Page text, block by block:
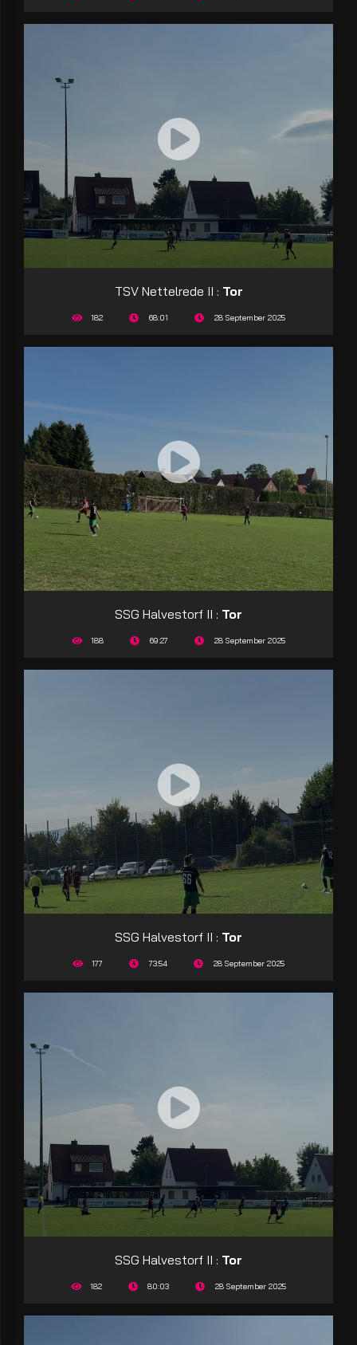
TSV Nettelrede II : Tor
182 68:01 28 September 2025
SSG Halvestorf II : Tor
188 69:27 28 September 2025
SSG Halvestorf II : Tor
177 73:54 28 September 2025
SSG Halvestorf II : Tor
182 80:03 28 September 2025